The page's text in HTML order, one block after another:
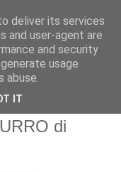
di
deliver its services
and user-agent are
and security
usage
abuse.
IT